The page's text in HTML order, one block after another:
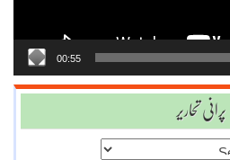
00:55
پرانی تحاریر